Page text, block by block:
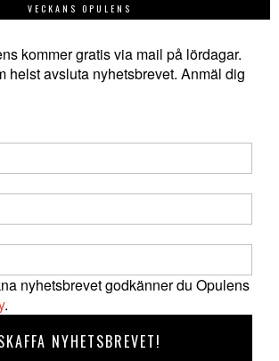
VECKANS OPULENS
kommer gratis via mail på lördagar.
helst avsluta nyhetsbrevet. Anmäl dig
nyhetsbrevet godkänner du Opulens
.